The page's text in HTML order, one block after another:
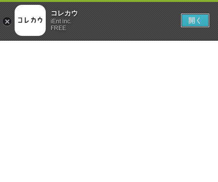
コレカウ
iEnt inc.
FREE
開く